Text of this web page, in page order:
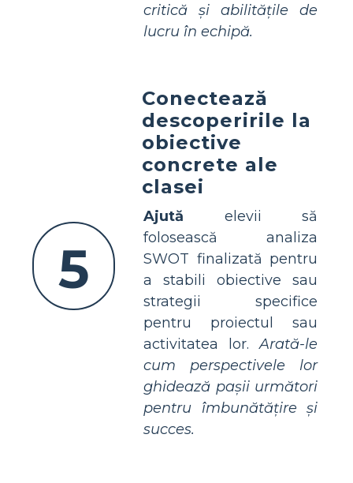
critică și abilitățile de
lucru în echipă.
5
Conectează
descoperirile la
obiective
concrete ale
clasei
Ajută elevii să
folosească analiza
SWOT finalizată pentru
a stabili obiective sau
strategii specifice
pentru proiectul sau
activitatea lor.Arată-le
cum perspectivele lor
ghidează pașii următori
pentru îmbunătățire și
succes.